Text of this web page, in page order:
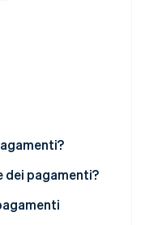
dei pagamenti?